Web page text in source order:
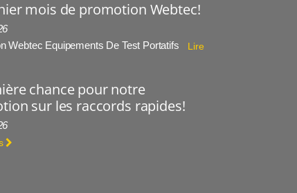
mois de promotion Webtec!
Webtec Equipements De Test Portatifs
Lire
chance pour notre
sur les raccords rapides!